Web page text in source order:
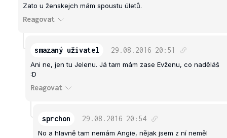
Zato u ženskejch mám spoustu úletů.
Reagovat
smazaný uživatel 29.08.2016 20:51
Ani ne, jen tu Jelenu. Já tam mám zase Evženu, co naděláš
:D
Reagovat
sprchon 29.08.2016 20:54
No a hlavně tam nemám Angie, nějak jsem z ní neměl